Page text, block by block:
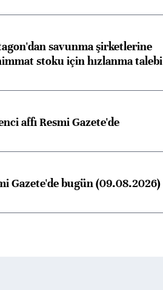
savunma şirketlerine
stoku için hızlanma talebi
affı Resmi Gazete'de
Gazete'de bugün (09.08.2026)